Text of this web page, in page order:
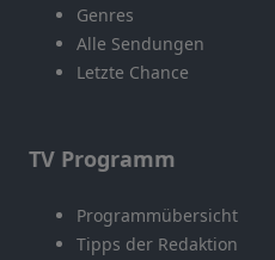
Genres
Alle Sendungen
Letzte Chance
TV Programm
Programmübersicht
Tipps der Redaktion